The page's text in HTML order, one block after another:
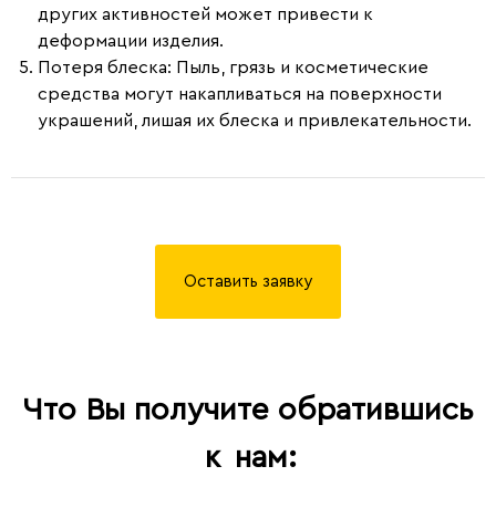
других активностей может привести к
деформации изделия.
Потеря блеска: Пыль, грязь и косметические
средства могут накапливаться на поверхности
украшений, лишая их блеска и привлекательности.
Оставить заявку
Что Вы получите обратившись
к нам: